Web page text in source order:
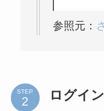
参照元：
STEP
ログイ